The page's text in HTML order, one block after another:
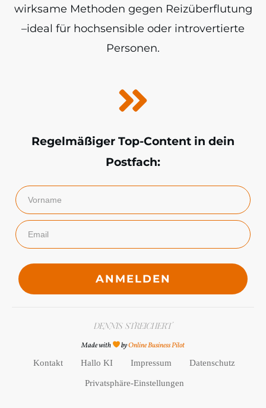
wirksame Methoden gegen Reizüberflutung
–ideal für hochsensible oder introvertierte
Personen.
Regelmäßiger Top-Content in dein
Postfach:
ANMELDEN
Made with byOnline Business Pilot
Kontakt
Hallo KI Impressum Datenschutz
Privatsphäre-Einstellungen